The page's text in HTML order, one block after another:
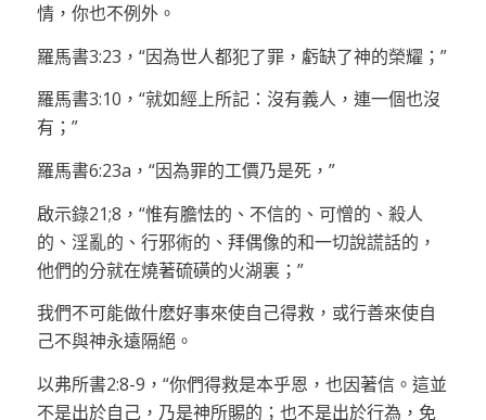
情，你也不例外。
羅馬書3:23，“因為世人都犯了罪，虧缺了神的榮耀；”
羅馬書3:10，“就如經上所記：沒有義人，連一個也沒
有；”
羅馬書6:23a，“因為罪的工價乃是死，”
啟示錄21;8，“惟有膽怯的、不信的、可憎的、殺人
的、淫亂的、行邪術的、拜偶像的和一切說謊話的，
他們的分就在燒著硫磺的火湖裏；”
我們不可能做什麽好事來使自己得救，或行善來使自
己不與神永遠隔絕。
以弗所書2:8-9，“你們得救是本乎恩，也因著信。這並
不是出於自己，乃是神所賜的；也不是出於行為，免